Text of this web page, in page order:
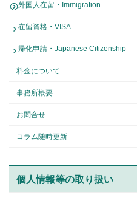
外国人在留・Immigration
在留資格・VISA
帰化申請・Japanese Citizenship
料金について
事務所概要
お問合せ
コラム随時更新
個人情報等の取り扱い